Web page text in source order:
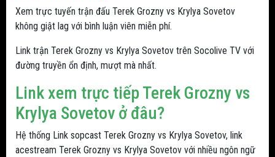
Xem trực tuyến trận đấu Terek Grozny vs Krylya Sovetov
không giật lag với bình luận viên miễn phí.
Link trận Terek Grozny vs Krylya Sovetov trên Socolive TV với
đường truyền ổn định, mượt mà nhất.
Link xem trực tiếp Terek Grozny vs
Krylya Sovetov ở đâu?
Hệ thống Link sopcast Terek Grozny vs Krylya Sovetov, link
acestream Terek Grozny vs Krylya Sovetov với nhiều ngôn ngữ